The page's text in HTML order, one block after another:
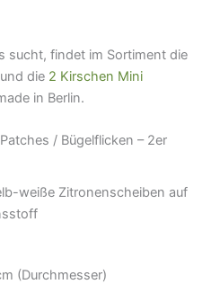
sucht, findet im Sortiment die
und die 2 Kirschen Mini
in Berlin.
/ Bügelflicken – 2er
weiße Zitronenscheiben auf
(Durchmesser)